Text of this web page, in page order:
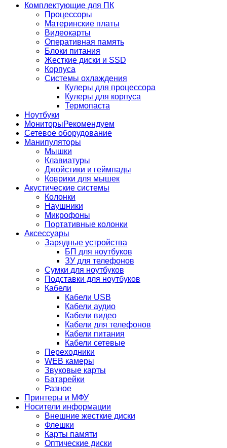
Комплектующие для ПК
Процессоры
Материнские платы
Видеокарты
Оперативная память
Блоки питания
Жесткие диски и SSD
Корпуса
Системы охлаждения
Кулеры для процессора
Кулеры для корпуса
Термопаста
Ноутбуки
МониторыРекомендуем
Сетевое оборудование
Манипуляторы
Мышки
Клавиатуры
Джойстики и геймпады
Коврики для мышек
Акустические системы
Колонки
Наушники
Микрофоны
Портативные колонки
Аксессуары
Зарядные устройства
БП для ноутбуков
ЗУ для телефонов
Сумки для ноутбуков
Подставки для ноутбуков
Кабели
Кабели USB
Кабели аудио
Кабели видео
Кабели для телефонов
Кабели питания
Кабели сетевые
Переходники
WEB камеры
Звуковые карты
Батарейки
Разное
Принтеры и МФУ
Носители информации
Внешние жесткие диски
Флешки
Карты памяти
Оптические диски